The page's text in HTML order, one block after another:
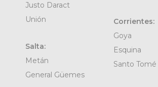
Justo Daract
Unión
Salta:
Metán
General Güemes
Corrientes:
Goya
Esquina
Santo Tomé